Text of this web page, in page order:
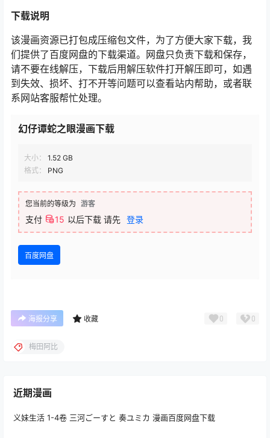
下载说明
该漫画资源已打包成压缩包文件，为了方便大家下载，我
们提供了百度网盘的下载渠道。网盘只负责下载和保存，
请不要在线解压，下载后用解压软件打开解压即可，如遇
到失效、损坏、打不开等问题可以查看站内帮助，或者联
系网站客服帮忙处理。
幻仔谭蛇之眼漫画下载
大小：
1.52 GB
格式：
PNG
您当前的等级为 游客
支付 15 以后下载 请先 登录
百度网盘
海报分享 收藏 0 0
梅田阿比
近期漫画
义妹生活 1-4卷 三河ごーすと 奏ユミカ 漫画百度网盘下载